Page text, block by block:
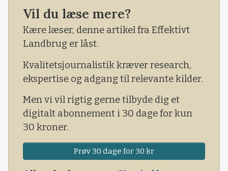
det fra Mogens Dall.
- Vi siger ja til innovation og udvikling, og vi
håber på en bred politisk aftale, men heller ikke
Dall.
Vil du læse mere?
Kære læser, denne artikel fra Effektivt
Landbrug er låst.
Kvalitetsjournalistik kræver research,
ekspertise og adgang til relevante kilder.
Men vi vil rigtig gerne tilbyde dig et
digitalt abonnement i 30 dage for kun
30 kroner.
Prøv 30 dage for 30 kr